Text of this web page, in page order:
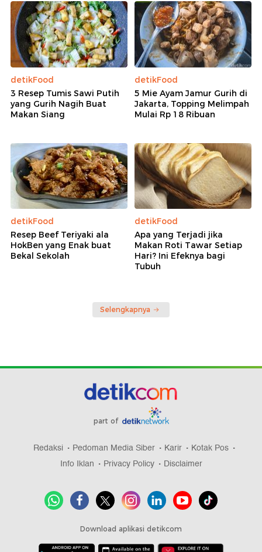
detikFood
3 Resep Tumis Sawi Putih
yang Gurih Nagih Buat
Makan Siang
detikFood
5 Mie Ayam Jamur Gurih di
Jakarta, Topping Melimpah
Mulai Rp 18 Ribuan
detikFood
Resep Beef Teriyaki ala
HokBen yang Enak buat
Bekal Sekolah
detikFood
Apa yang Terjadi jika
Makan Roti Tawar Setiap
Hari? Ini Efeknya bagi
Tubuh
Selengkapnya
part of
Redaksi Pedoman Media Siber Karir
Kotak Pos
Info Iklan
Privacy Policy Disclaimer
Download aplikasi detikcom